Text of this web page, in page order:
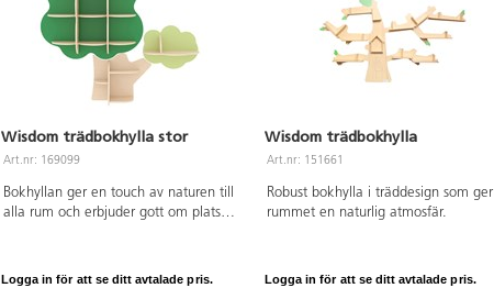
Wisdom trädbokhylla stor
Art.nr: 169099
Bokhyllan ger en touch av naturen till
alla rum och erbjuder gott om plats
Logga in för att se ditt avtalade pris.
Wisdom trädbokhylla
Art.nr: 151661
Robust bokhylla i träddesign som ger
rummet en naturlig atmosfär.
Logga in för att se ditt avtalade pris.